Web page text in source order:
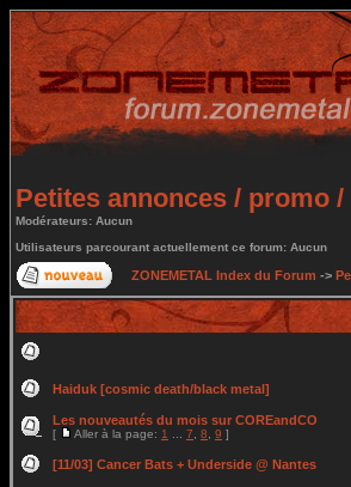
Petites annonces / promo
Modérateurs: Aucun
Utilisateurs parcourant actuellement ce forum: Aucun
ZONEMETAL Index du Forum ->
Haiduk [cosmic death/black metal]
Les nouveautés du mois sur COREandCO
[ Aller à la page: 1 7 8 9 ]
[11/03] Cancer Bats + Underside @ Nantes